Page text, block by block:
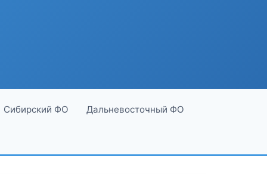
Сибирский ФО Дальневосточный ФО